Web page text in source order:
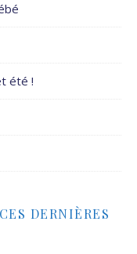
été !
DERNIÈRES